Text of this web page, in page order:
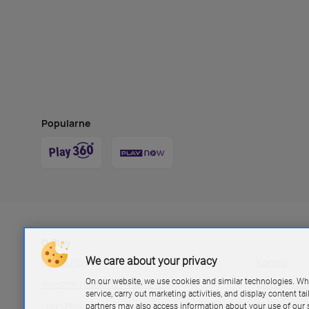
Popularne
O Play
Grupa Play
Investor relations P4 sp. z.o.o
Biuro
Blog Play
We care about your privacy
On our website, we use cookies and similar technologies.
service, carry out marketing activities, and display content
partners may also access information about your use of